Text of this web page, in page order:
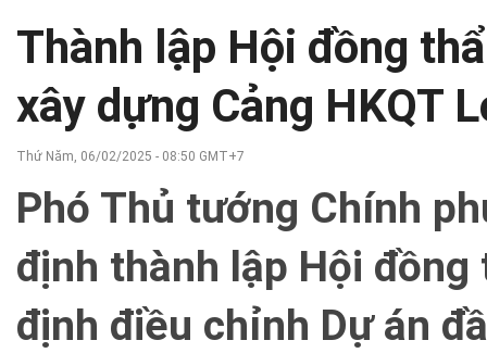
Thành lập Hội đồng
xây dựng Cảng HKQT
Thứ Năm, 06/02/2025 - 08:50 GMT+7
Phó Thủ tướng Chính
định thành lập Hội
định điều chỉnh Dự án